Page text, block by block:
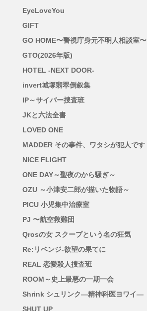
EyeLoveYou
GIFT
GO HOME〜警視庁身元不明人相談室〜
GTO(2026年版)
HOTEL -NEXT DOOR-
invert城塚翡翠倒叙集
IP～サイバー捜査班
JKと六法全書
LOVED ONE
MADDER その事件、ワタシが犯人です
NICE FLIGHT
ONE DAY～聖夜のから騒ぎ～
OZU ～小津安二郎が描いた物語～
PICU 小児集中治療室
PJ 〜航空救難団
Qrosの女 スクープという名の狂気
Re:リベンジ-欲望の果てに
REAL 恋愛殺人捜査班
ROOM～史上最悪の一期一会
Shrink シュリンク―精神科医ヨワイ―
SHUT UP